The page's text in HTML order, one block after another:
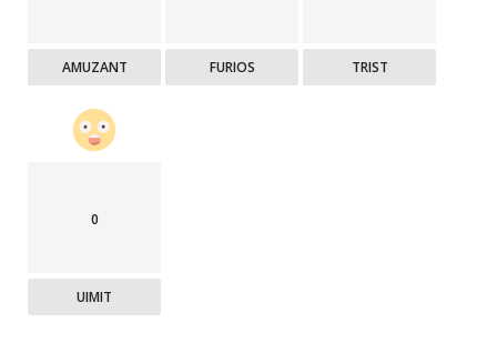
AMUZANT FURIOS TRIST
0
UIMIT